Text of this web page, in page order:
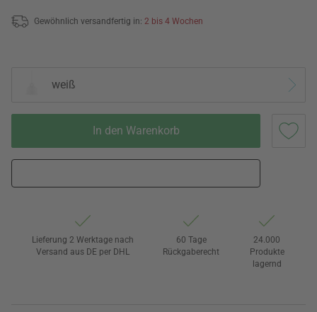
Gewöhnlich versandfertig in: 2 bis 4 Wochen
weiß
In den Warenkorb
Lieferung 2 Werktage nach
Versand aus DE per DHL
60 Tage
Rückgaberecht
24.000
Produkte
lagernd